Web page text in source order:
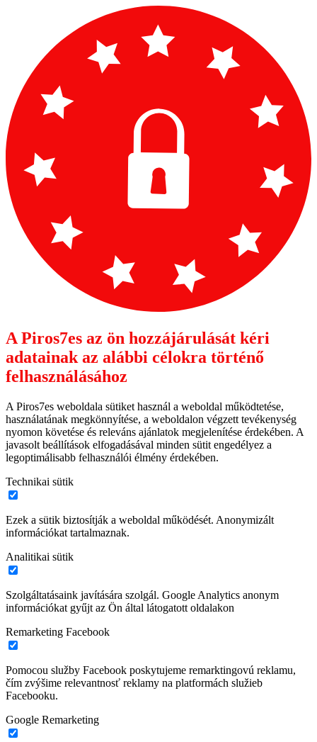
A Piros7es az ön hozzájárulását kéri
adatainak az alábbi célokra történő
felhasználásához
A Piros7es weboldala sütiket használ a weboldal működtetése,
használatának megkönnyítése, a weboldalon végzett tevékenység
nyomon követése és releváns ajánlatok megjelenítése érdekében. A
javasolt beállítások elfogadásával minden sütit engedélyez a
legoptimálisabb felhasználói élmény érdekében.
Technikai sütik
Ezek a sütik biztosítják a weboldal működését. Anonymizált
információkat tartalmaznak.
Analitikai sütik
Szolgáltatásaink javítására szolgál. Google Analytics anonym
információkat gyűjt az Ön által látogatott oldalakon
Remarketing Facebook
Pomocou služby Facebook poskytujeme remarktingovú reklamu,
čím zvýšime relevantnosť reklamy na platformách služieb
Facebooku.
Google Remarketing